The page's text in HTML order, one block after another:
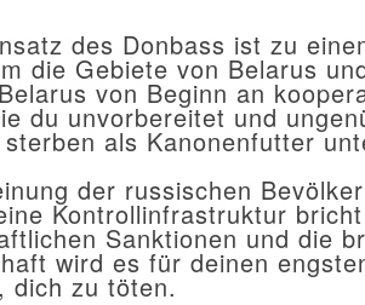
des Donbass ist zu
die Gebiete von Belarus
von Beginn an
du unvorbereitet und
als Kanonenfutter
der russischen
Kontrollinfrastruktur
Sanktionen und die
wird es für deinen
dich zu töten.